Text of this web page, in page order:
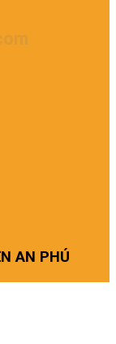
AN PHÚ